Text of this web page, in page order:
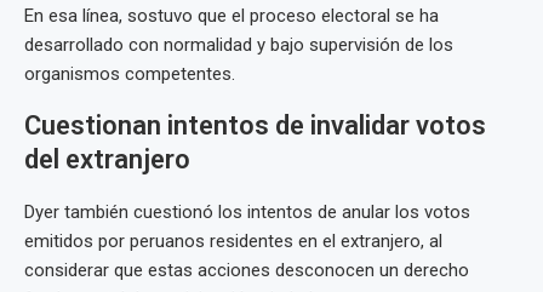
En esa línea, sostuvo que el proceso electoral se ha
desarrollado con normalidad y bajo supervisión de los
organismos competentes.
Cuestionan intentos de invalidar votos
del extranjero
Dyer también cuestionó los intentos de anular los votos
emitidos por peruanos residentes en el extranjero, al
considerar que estas acciones desconocen un derecho